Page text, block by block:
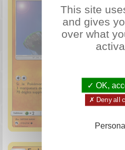
This site
and gives
over what
✓ OK,
✗ Deny all